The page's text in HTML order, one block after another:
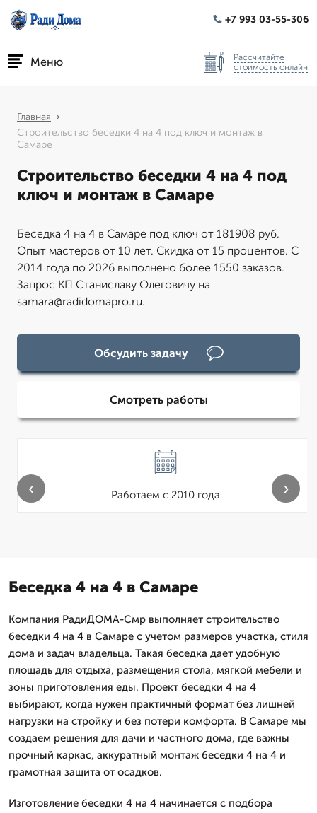
+7 993 03-55-306
Меню
Рассчитайте
стоимость онлайн
Главная
Строительство беседки 4 на 4 под ключ и монтаж в
Самаре
Строительство беседки 4 на 4 под
ключ и монтаж в Самаре
Беседка 4 на 4 в Самаре под ключ от 181908 руб.
Опыт мастеров от 10 лет. Скидка от 15 процентов. С
2014 года по 2026 выполнено более 1550 заказов.
Запрос КП Станиславу Олеговичу на
samara@radidomapro.ru.
Обсудить задачу
Смотреть работы
Работаем с 2010 года
‹ ›
Беседка 4 на 4 в Самаре
Компания РадиДОМА-Смр выполняет строительство
беседки 4 на 4 в Самаре с учетом размеров участка, стиля
дома и задач владельца. Такая беседка дает удобную
площадь для отдыха, размещения стола, мягкой мебели и
зоны приготовления еды. Проект беседки 4 на 4
выбирают, когда нужен практичный формат без лишней
нагрузки на стройку и без потери комфорта. В Самаре мы
создаем решения для дачи и частного дома, где важны
прочный каркас, аккуратный монтаж беседки 4 на 4 и
грамотная защита от осадков.
Изготовление беседки 4 на 4 начинается с подбора